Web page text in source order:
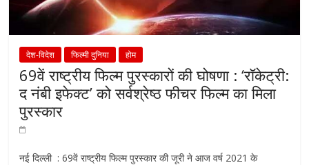
देश-विदेश फिल्मी दुनिया होम
69वें राष्ट्रीय फिल्म पुरस्कारों की घोषणा : ‘रॉकेट्री:
द नंबी इफेक्ट’ को सर्वश्रेष्ठ फीचर फिल्म का मिला
पुरस्कार
नई दिल्ली : 69वें राष्ट्रीय फिल्म पुरस्कार की जूरी ने आज वर्ष 2021 के